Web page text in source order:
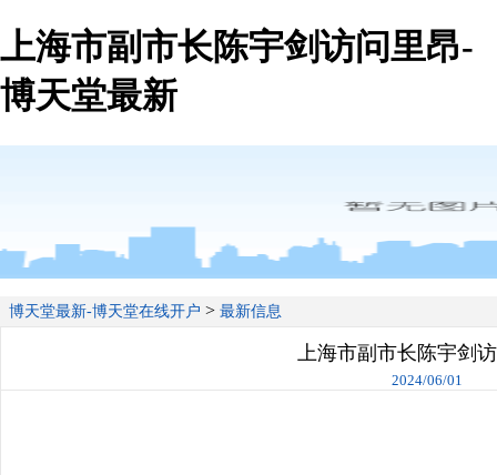
上海市副市长陈宇剑访问里昂-
博天堂最新
博天堂最新-博天堂在线开户 > 最新信息
上海市副市长陈宇剑
2024/06/01